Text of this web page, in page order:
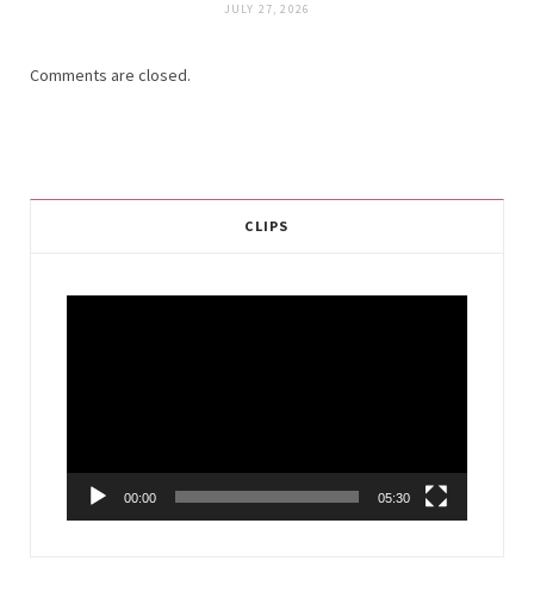
JULY 27, 2026
Comments are closed.
CLIPS
00:00 05:30